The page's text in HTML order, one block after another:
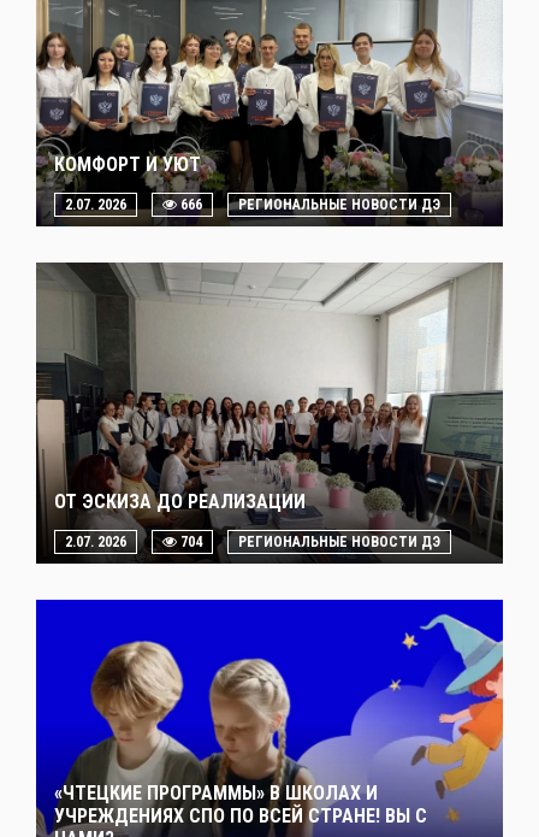
КОМФОРТ И УЮТ
2.07. 2026 666 РЕГИОНАЛЬНЫЕ НОВОСТИ ДЭ
ОТ ЭСКИЗА ДО РЕАЛИЗАЦИИ
2.07. 2026 704 РЕГИОНАЛЬНЫЕ НОВОСТИ ДЭ
«ЧТЕЦКИЕ ПРОГРАММЫ» В ШКОЛАХ И
УЧРЕЖДЕНИЯХ СПО ПО ВСЕЙ СТРАНЕ! ВЫ С